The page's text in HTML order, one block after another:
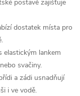
postavě zajišťuje
dostatek místa pro
lankem
svačiny.
a zádi usnadňují
i ve vodě.